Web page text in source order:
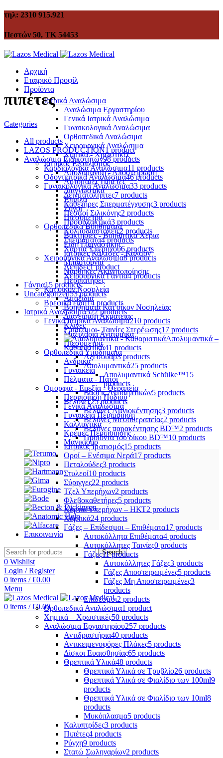
τηλ: 2310 915.921
Πεστών 50, ΤΚ 54453
Αρχική
Εταιρικό Προφίλ
Προϊόντα
Ιατρικά Αναλώσιμα
Αναλώσιμα Εργαστηρίου
Γενικά Ιατρικά Αναλώσιμα
Γυναικολογικά Αναλώσιμα
Ορθοπεδικά Αναλώσιμα
Χειρουργικά Αναλώσιμα
Χημικά - Χρωστικές
Ιατρικός Εξοπλισμός
Απολύμανση - Αποστείρωση
Αυτόματες Πιπέτες
Διαγνωστικά
Έπιπλα
Ζυγοί
Πιεσόμετρα
Ορθοπεδικά Βοηθήματα
Βακτηρίες - Βοηθητικά Χέρια
Είδη Γυμναστικής
Ιατρικές Κάλτσες - Καλσόν
Μπαστούνια
Νάρθηκες Ακινητοποίησης
Περιπατήρες
Κατ'οίκον Νοσηλεία
Αμαξίδια
Βοηθήματα Κατ'οίκον Νοσηλείας
Διαχείριση Ακράτειας
Κλίνες
Μαξιλάρια Ανατομικά
Πιεσόμετρα
Ορθοπεδικά Υποδήματα
Ανδρικά
Γυναικεία
Πέλματα - Πάτοι
Ομορφιά - Ευεξία - Θεραπεία
Περιποίηση Ποδιού
Γενικά Αναλώσιμα
Γυναικεία Περιποίηση
Καλλυντικά
Κρέμες Περιποίησης
Μανικιούρ
Επικοινωνία
Search
0 Wishlist
Login / Register
0 items / €0.00
Menu
0 items / €0.00
πιπέτες
Categories
All products
LAZOS PRODUCTION1 product
Αναλώσιμα Ειδικοτήτων98 products
Καρδιολογικά Αναλώσιμα11 products
Οδοντιατρικά Αναλώσιμα46 products
Γυναικολογικά Αναλώσιμα33 products
Δειγματολήπτες7 products
Καθετήρες Σπερματέγχυσης3 products
Πεσσοί Σιλικόνης2 products
Προφυλακτικά3 products
Κολποδιαστολείς2 products
Σπειράματα4 products
Χαρτιά Υπερήχου6 products
Χειρουργικά Αναλώσιμα8 products
Λεπίδες1 product
Χειρουργικά Γάντια4 products
Γάντια15 products
Uncategorized53 products
Βρεφικά είδη14 products
Ιατρικά Αναλώσιμα522 products
Γενικά Ιατρικά Αναλώσιμα210 products
Επίδεσμοι- Ταινίες Στερέωσης17 products
Απολυμαντικά –
Καθαριστικά41 products
Αξεσουάρ3 products
Απολυμαντικά25 products
Απολυμαντικά Schülke™15
products
Βάσεις Αντισηπτικών5 products
Βελόνες25 products
Βελόνες Αμνιοκέντησης3 products
Βελόνες Μεσοθεραπείας2 products
Βελόνες παρακέντησης BD™2 products
Προϊόντα του οίκου BD™10 products
Ιατρικός Ιματισμός15 products
Οροί – Ενέσιμα Νερά17 products
Πεταλούδες3 products
Στυλεοί10 products
Σύριγγες22 products
Τζελ Υπερήχων2 products
Φλεβοκαθετήρες5 products
Χαρτιά Υπερήχων – ΗΚΤ2 products
Χαρτικά24 products
Γάζες – Επίδεσμοι – Επιθέματα17 products
Αυτοκόλλητα Επιθέματα4 products
Αυτοκόλλητες Ταινίες0 products
Γάζες11 products
Αυτοκόλλητες Γάζες3 products
Γάζες Αποστειρωμένες5 products
Γάζες Μη Αποστειρωμένες3
products
Επίδεσμοι2 products
Ορθοπεδικά Αναλώσιμα1 product
Χημικά – Χρωστικές50 products
Αναλώσιμα Εργαστηρίου257 products
Αντιδραστήρια40 products
Αντικειμενοφόρες Πλάκες5 products
Δίσκοι Ευαισθησίας65 products
Θρεπτικά Υλικά48 products
Θρεπτικά Υλικά σε Τρυβλίο26 products
Θρεπτικά Υλικά σε Φιαλίδιο των 100ml9
products
Θρεπτικά Υλικά σε Φιαλίδιο των 10ml8
products
Μυκόπλασμα5 products
Καλυπτρίδες3 products
Πιπέτες4 products
Ρύγχη9 products
Στατώ Σωληναρίων2 products